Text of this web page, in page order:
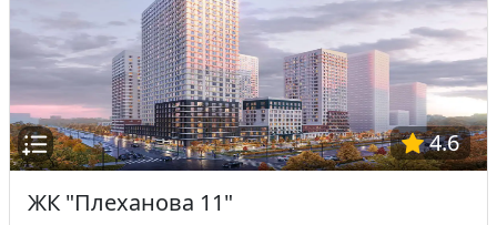
4.6
ЖК "Плеханова 11"